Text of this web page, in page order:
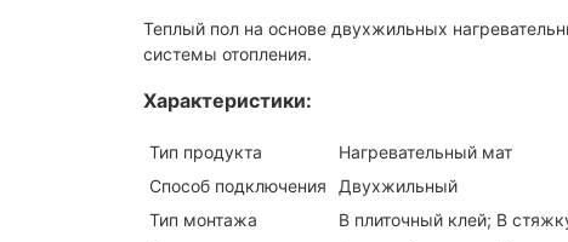
Теплый пол на основе двухжильных
системы отопления.
Характеристики:
Тип продукта
Нагревательный мат
Способ подключения
Двухжильный
Тип монтажа
В плиточный клей; В